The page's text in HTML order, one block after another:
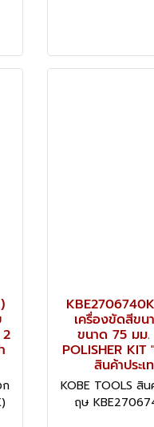
ก
เครื่องขัดสีขน
ขนาด 75 มม.
POLISHER KIT
สินค้าประ
KOBE TOOLS สิน
ฤษ